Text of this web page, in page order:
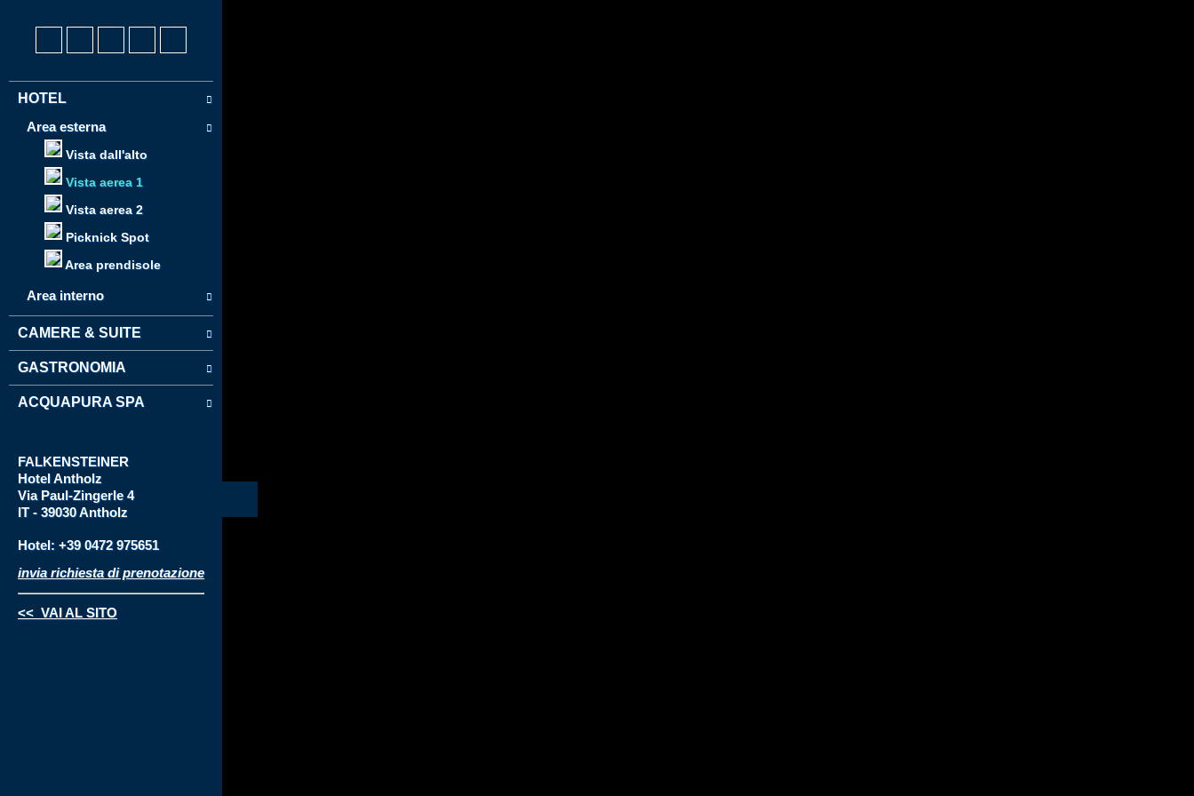
HOTEL
Area esterna
Vista dall'alto
Vista aerea 1
Vista aerea 2
Picknick Spot
Area prendisole
Area interno
CAMERE & SUITE
GASTRONOMIA
ACQUAPURA SPA
FALKENSTEINER
HotelAntholz
Via Paul-Zingerle 4
IT - 39030 Antholz
Hotel: +39 0472 975651
invia richiesta di prenotazione
<< VAI AL SITO